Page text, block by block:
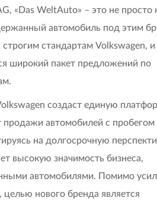
«Das WeltAuto» – это не просто
автомобиль под этим
строгим стандартам Volkswagen, и
широкий пакет предложений по
создаст единую
продажи автомобилей с пробегом
на долгосрочную
высокую значимость бизнеса,
автомобилями. Помимо
целью нового бренда является